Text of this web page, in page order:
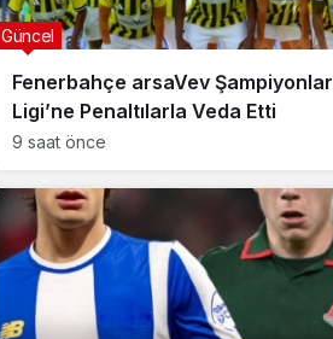
Fenerbahçe arsaVev Şampiyonlar
Ligi’ne Penaltılarla Veda Etti
9 saat önce
Güncel